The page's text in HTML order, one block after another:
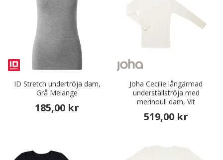
ID Stretch undertröja dam,
Grå Melange
185,00 kr
Joha Cecilie långärmad
underställströja med
merinoull dam, Vit
519,00 kr